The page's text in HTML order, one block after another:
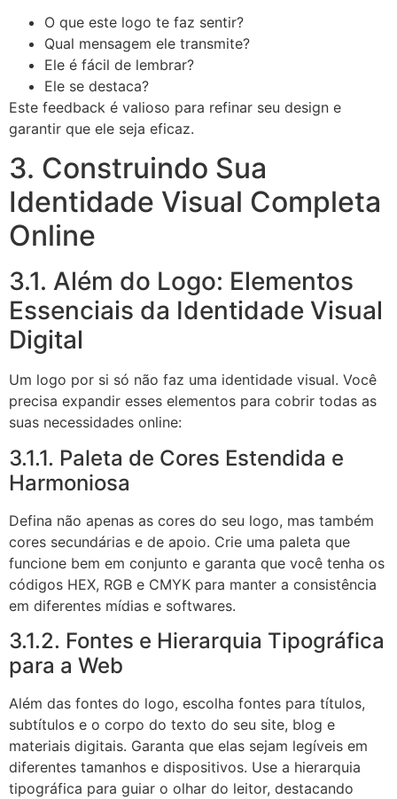
O que este logo te faz sentir?
Qual mensagem ele transmite?
Ele é fácil de lembrar?
Ele se destaca?
Este feedback é valioso para refinar seu design e
garantir que ele seja eficaz.
3. Construindo Sua
Identidade Visual Completa
Online
3.1. Além do Logo: Elementos
Essenciais da Identidade Visual
Digital
Um logo por si só não faz uma identidade visual. Você
precisa expandir esses elementos para cobrir todas as
suas necessidades online:
3.1.1. Paleta de Cores Estendida e
Harmoniosa
Defina não apenas as cores do seu logo, mas também
cores secundárias e de apoio. Crie uma paleta que
funcione bem em conjunto e garanta que você tenha os
códigos HEX, RGB e CMYK para manter a consistência
em diferentes mídias e softwares.
3.1.2. Fontes e Hierarquia Tipográfica
para a Web
Além das fontes do logo, escolha fontes para títulos,
subtítulos e o corpo do texto do seu site, blog e
materiais digitais. Garanta que elas sejam legíveis em
diferentes tamanhos e dispositivos. Use a hierarquia
tipográfica para guiar o olhar do leitor, destacando